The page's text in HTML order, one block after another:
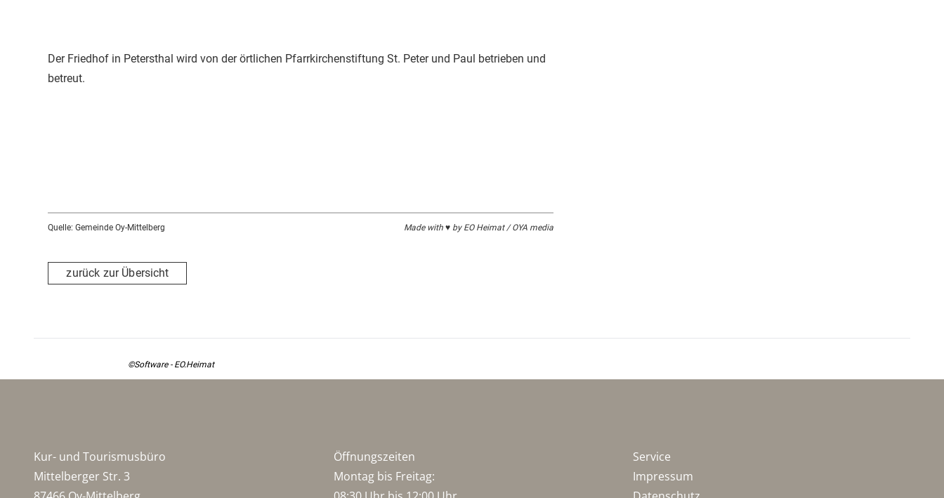
Der Friedhof in Petersthal wird von der örtlichen Pfarrkirchenstiftung St. Peter und Paul betrieben und
betreut.
Quelle: Gemeinde Oy-Mittelberg Made with ♥ by EO Heimat / OYA media
zurück zur Übersicht
©Software - EO.Heimat
Kur- und Tourismusbüro
Mittelberger Str. 3
Öffnungszeiten
Montag bis Freitag:
Service
Impressum